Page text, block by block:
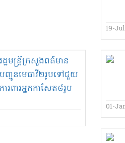
19-
រដ្ឋមន្ត្រីក្រសួង​ពត៍​មាន​
បញ្ជូន​មេធាវី​២​រូប​ទៅ​ជួយ​
ការពារ​អ្នកកាសែត​៨​រូប​
01-